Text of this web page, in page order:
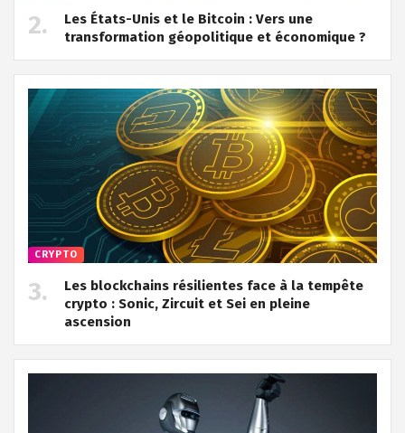
Les États-Unis et le Bitcoin : Vers une
transformation géopolitique et économique ?
CRYPTO
Les blockchains résilientes face à la tempête
crypto : Sonic, Zircuit et Sei en pleine
ascension